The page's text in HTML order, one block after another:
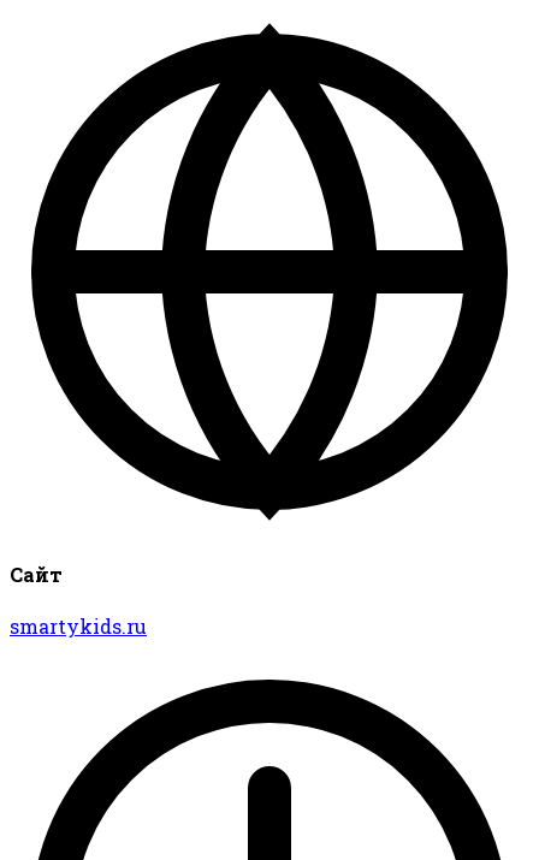
Сайт
smartykids.ru